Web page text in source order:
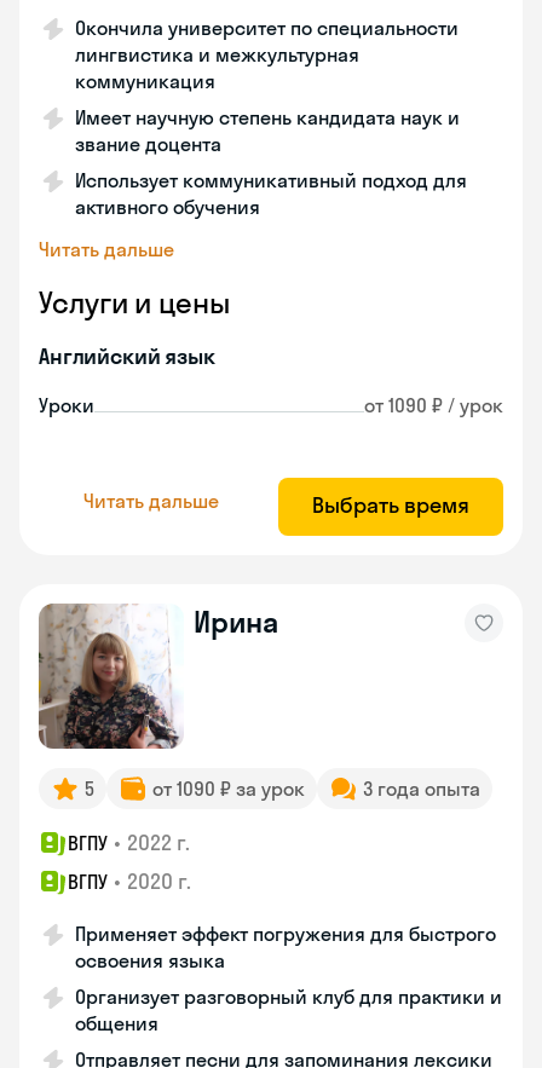
Окончила университет по специальности
лингвистика и межкультурная
коммуникация
Имеет научную степень кандидата наук и
звание доцента
Использует коммуникативный подход для
активного обучения
Читать дальше
Услуги и цены
Английский язык
Уроки от 1090 ₽ / урок
Читать дальше Выбрать время
Ирина
5 от 1090 ₽ за урок 3 года опыта
ВГПУ • 2022 г.
ВГПУ • 2020 г.
Применяет эффект погружения для быстрого
освоения языка
Организует разговорный клуб для практики и
общения
Отправляет песни для запоминания лексики